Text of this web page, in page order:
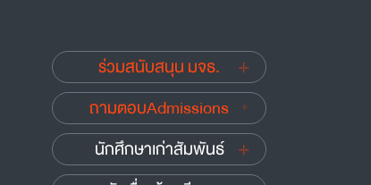
ร่วมสนับสนุน มจธ.
ถามตอบAdmissions
นักศึกษาเก่าสัมพันธ์